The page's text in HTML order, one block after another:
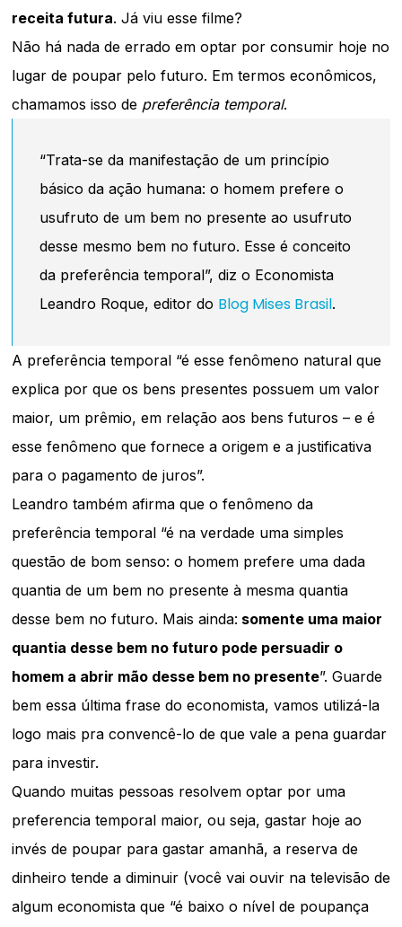
receita futura. Já viu esse filme?
Não há nada de errado em optar por consumir hoje no
lugar de poupar pelo futuro. Em termos econômicos,
chamamos isso de preferência temporal.
“Trata-se da manifestação de um princípio
básico da ação humana: o homem prefere o
usufruto de um bem no presente ao usufruto
desse mesmo bem no futuro. Esse é conceito
da preferência temporal”, diz o Economista
Leandro Roque, editor do Blog Mises Brasil.
A preferência temporal “é esse fenômeno natural que
explica por que os bens presentes possuem um valor
maior, um prêmio, em relação aos bens futuros – e é
esse fenômeno que fornece a origem e a justificativa
para o pagamento de juros”.
Leandro também afirma que o fenômeno da
preferência temporal “é na verdade uma simples
questão de bom senso: o homem prefere uma dada
quantia de um bem no presente à mesma quantia
desse bem no futuro. Mais ainda: somente uma maior
quantia desse bem no futuro pode persuadir o
homem a abrir mão desse bem no presente”. Guarde
bem essa última frase do economista, vamos utilizá-la
logo mais pra convencê-lo de que vale a pena guardar
para investir.
Quando muitas pessoas resolvem optar por uma
preferencia temporal maior, ou seja, gastar hoje ao
invés de poupar para gastar amanhã, a reserva de
dinheiro tende a diminuir (você vai ouvir na televisão de
algum economista que “é baixo o nível de poupança